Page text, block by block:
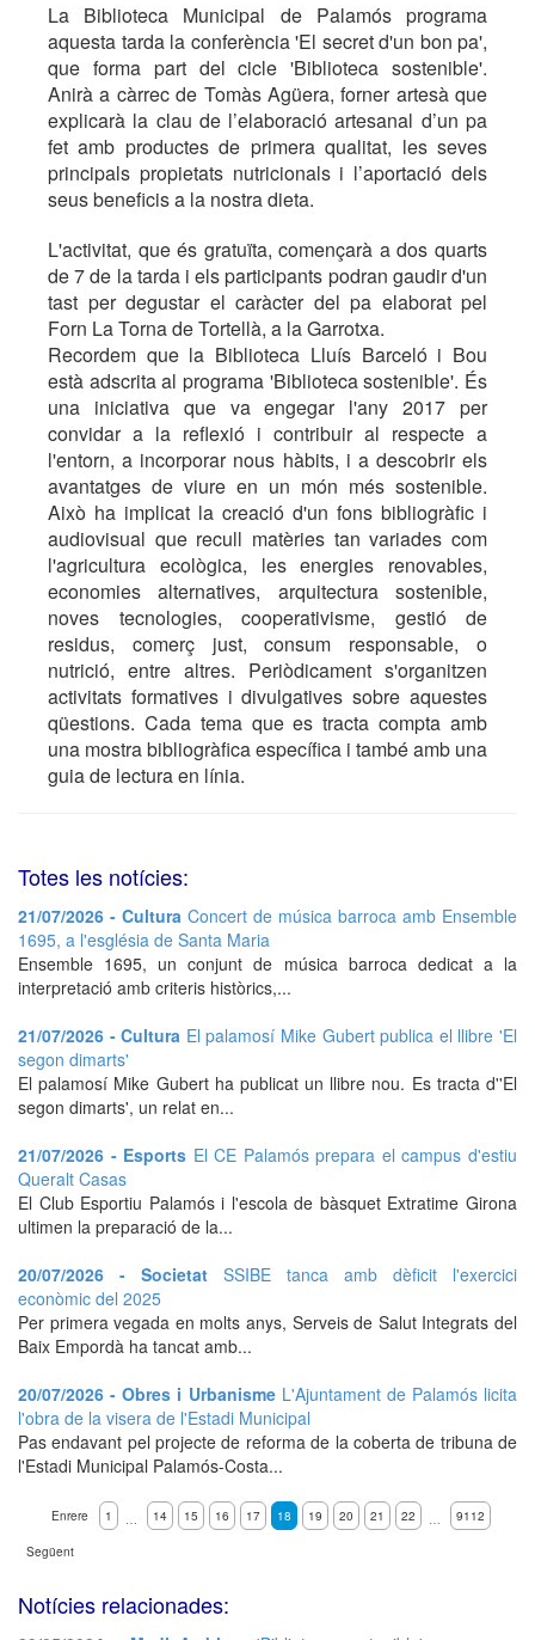
La Biblioteca Municipal de Palamós programa
aquesta tarda la conferència 'El secret d'un bon pa',
que forma part del cicle 'Biblioteca sostenible'.
Anirà a càrrec de Tomàs Agüera, forner artesà que
explicarà la clau de l’elaboració artesanal d’un pa
fet amb productes de primera qualitat, les seves
principals propietats nutricionals i l’aportació dels
seus beneficis a la nostra dieta.
L'activitat, que és gratuïta, començarà a dos quarts
de 7 de la tarda i els participants podran gaudir d'un
tast per degustar el caràcter del pa elaborat pel
Forn La Torna de Tortellà, a la Garrotxa.
Recordem que la Biblioteca Lluís Barceló i Bou
està adscrita al programa 'Biblioteca sostenible'. És
una iniciativa que va engegar l'any 2017 per
convidar a la reflexió i contribuir al respecte a
l'entorn, a incorporar nous hàbits, i a descobrir els
avantatges de viure en un món més sostenible.
Això ha implicat la creació d'un fons bibliogràfic i
audiovisual que recull matèries tan variades com
l'agricultura ecològica, les energies renovables,
economies alternatives, arquitectura sostenible,
noves tecnologies, cooperativisme, gestió de
residus, comerç just, consum responsable, o
nutrició, entre altres. Periòdicament s'organitzen
activitats formatives i divulgatives sobre aquestes
qüestions. Cada tema que es tracta compta amb
una mostra bibliogràfica específica i també amb una
guia de lectura en línia.
Totes les notícies:
21/07/2026 - Cultura Concert de música barroca amb Ensemble
1695, a l'església de Santa Maria
Ensemble 1695, un conjunt de música barroca dedicat a la
interpretació amb criteris històrics,...
21/07/2026 - Cultura El palamosí Mike Gubert publica el llibre 'El
segon dimarts'
El palamosí Mike Gubert ha publicat un llibre nou. Es tracta d''El
segon dimarts', un relat en...
21/07/2026 - Esports El CE Palamós prepara el campus d'estiu
Queralt Casas
El Club Esportiu Palamós i l'escola de bàsquet Extratime Girona
ultimen la preparació de la...
20/07/2026 - Societat SSIBE tanca amb dèficit l'exercici
econòmic del 2025
Per primera vegada en molts anys, Serveis de Salut Integrats del
Baix Empordà ha tancat amb...
20/07/2026 - Obres i Urbanisme L'Ajuntament de Palamós licita
l'obra de la visera de l'Estadi Municipal
Pas endavant pel projecte de reforma de la coberta de tribuna de
l'Estadi Municipal Palamós-Costa...
Enrere 1 … 14 15 16 17 18 19 20 21 22 … 9112
Següent
Notícies relacionades: